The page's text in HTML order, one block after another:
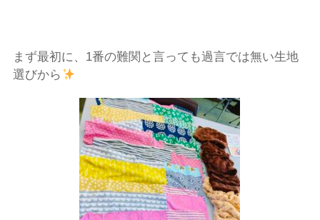
まず最初に、 1番の難関と言っても過言では無い生地
選びから